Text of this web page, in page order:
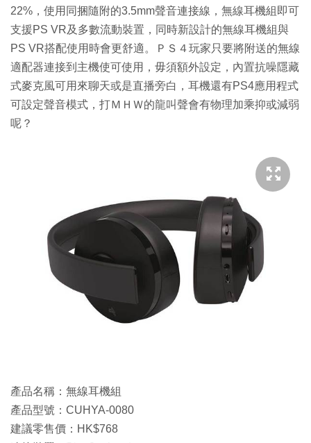
22%，使用同捆隨附的3.5mm聲音連接線，無線耳機組即可
支援PS VR及多數流動裝置，同時新設計的無線耳機組與
PS VR搭配使用時會更舒適。ＰＳ４玩家只要將附送的無線
適配器連接到主機使可使用，毋須額外設定，內置抗噪隱藏
式麥克風可用來聊天或是直播旁白，耳機還有PS4應用程式
可設定聲音模式，打ＭＨＷ的龍叫聲會有物理加乘抑或減弱
呢？
產品名稱：無線耳機組
產品型號：CUHYA-0080
建議零售價：HK$768